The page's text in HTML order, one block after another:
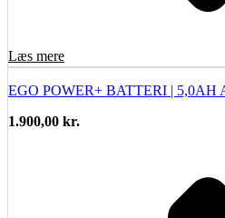
Læs mere
EGO POWER+ BATTERI |
1.900,00 kr.